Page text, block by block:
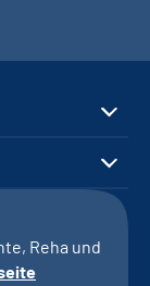
Reha und